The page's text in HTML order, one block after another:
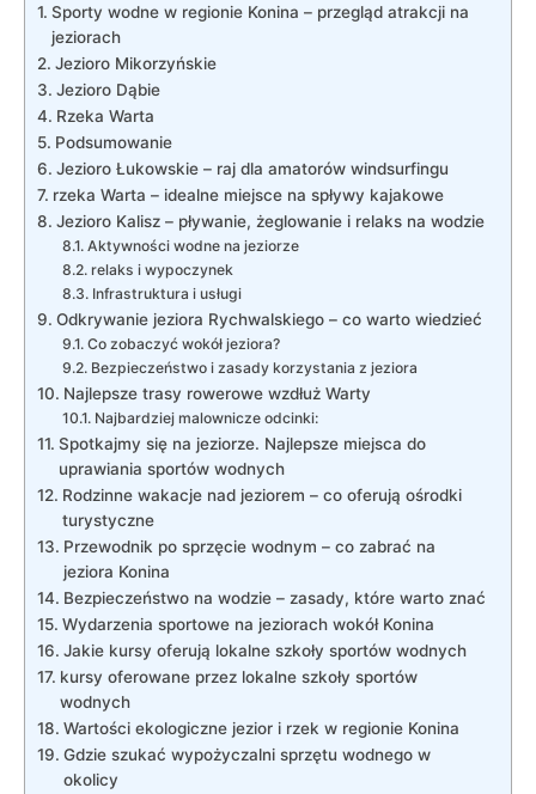
Sporty wodne w regionie Konina – przegląd atrakcji na
jeziorach
Jezioro Mikorzyńskie
Jezioro Dąbie
Rzeka Warta
Podsumowanie
Jezioro Łukowskie – raj dla amatorów windsurfingu
rzeka Warta – idealne miejsce na spływy kajakowe
Jezioro Kalisz – pływanie, żeglowanie i relaks na wodzie
Aktywności wodne na jeziorze
relaks i wypoczynek
Infrastruktura i usługi
Odkrywanie jeziora Rychwalskiego – co warto wiedzieć
Co zobaczyć wokół jeziora?
Bezpieczeństwo i zasady korzystania z jeziora
Najlepsze trasy rowerowe wzdłuż Warty
Najbardziej malownicze odcinki:
Spotkajmy się na jeziorze. Najlepsze miejsca do
uprawiania sportów wodnych
Rodzinne wakacje nad jeziorem – co oferują ośrodki
turystyczne
Przewodnik po sprzęcie wodnym – co zabrać na
jeziora Konina
Bezpieczeństwo na wodzie – zasady, które warto znać
Wydarzenia sportowe na jeziorach wokół Konina
Jakie kursy oferują lokalne szkoły sportów wodnych
kursy oferowane przez lokalne szkoły sportów
wodnych
Wartości ekologiczne jezior i rzek w regionie Konina
Gdzie szukać wypożyczalni sprzętu wodnego w
okolicy